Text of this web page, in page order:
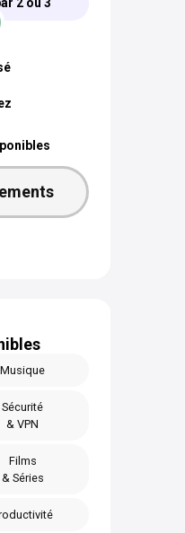
2 ou 3
Musique
Sécurité
& VPN
Films
& Séries